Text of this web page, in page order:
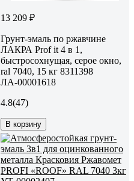
13 209 ₽
Грунт-эмаль по ржавчине
ЛАКРА Prof it 4 в 1,
быстросохнущая, серое окно,
ral 7040, 15 кг 8311398
ЛА-00001618
4.8(47)
В корзину